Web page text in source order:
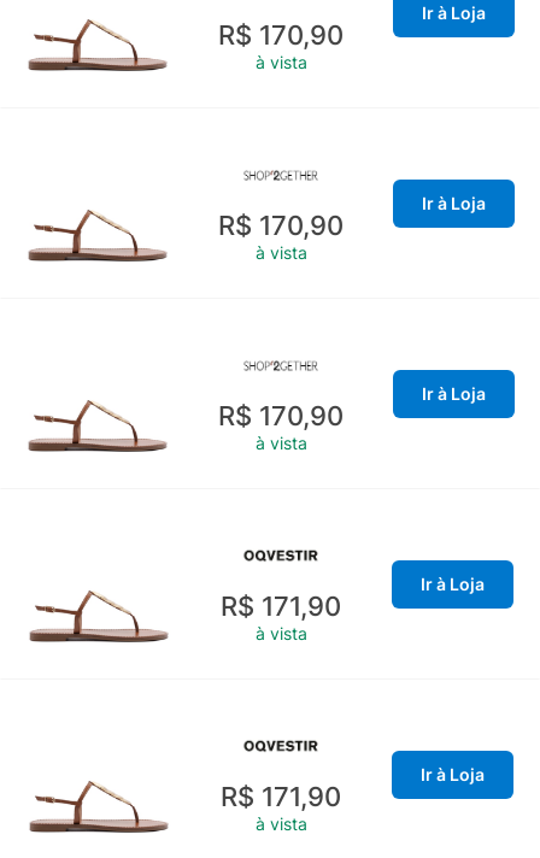
R$ 170,90
à vista
Ir à Loja
R$ 170,90
à vista
Ir à Loja
R$ 170,90
à vista
Ir à Loja
R$ 171,90
à vista
Ir à Loja
R$ 171,90
à vista
Ir à Loja